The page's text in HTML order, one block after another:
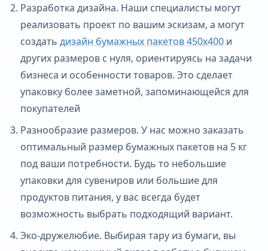
Разработка дизайна. Наши специалисты могут
реализовать проект по вашим эскизам, а могут
создать дизайн бумажных пакетов 450х400 и
других размеров с нуля, ориентируясь на задачи
бизнеса и особенности товаров. Это сделает
упаковку более заметной, запоминающейся для
покупателей
Разнообразие размеров. У нас можно заказать
оптимальный размер бумажных пакетов на 5 кг
под ваши потребности. Будь то небольшие
упаковки для сувениров или большие для
продуктов питания, у вас всегда будет
возможность выбрать подходящий вариант.
Эко-дружелюбие. Выбирая тару из бумаги, вы